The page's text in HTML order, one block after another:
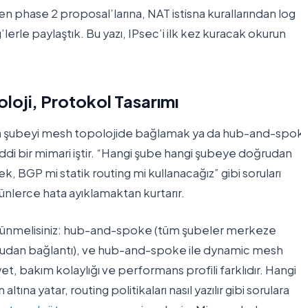
phase 2 proposal’larına, NAT istisna kurallarından log
paylaştık. Bu yazı, IPsec’i ilk kez kuracak okurun
Protokol Tasarımı
şubeyi mesh topolojide bağlamak ya da hub-and-
bir mimari iştir. “Hangi şube hangi şubeye doğrudan
mi statik routing mi kullanacağız” gibi soruları
hata ayıklamaktan kurtarır.
hub-and-spoke (tüm şubeler merkeze
bağlantı), ve hub-and-spoke ile dynamic mesh
bakım kolaylığı ve performans profili farklıdır. Hangi
yatar, routing politikaları nasıl yazılır gibi sorulara